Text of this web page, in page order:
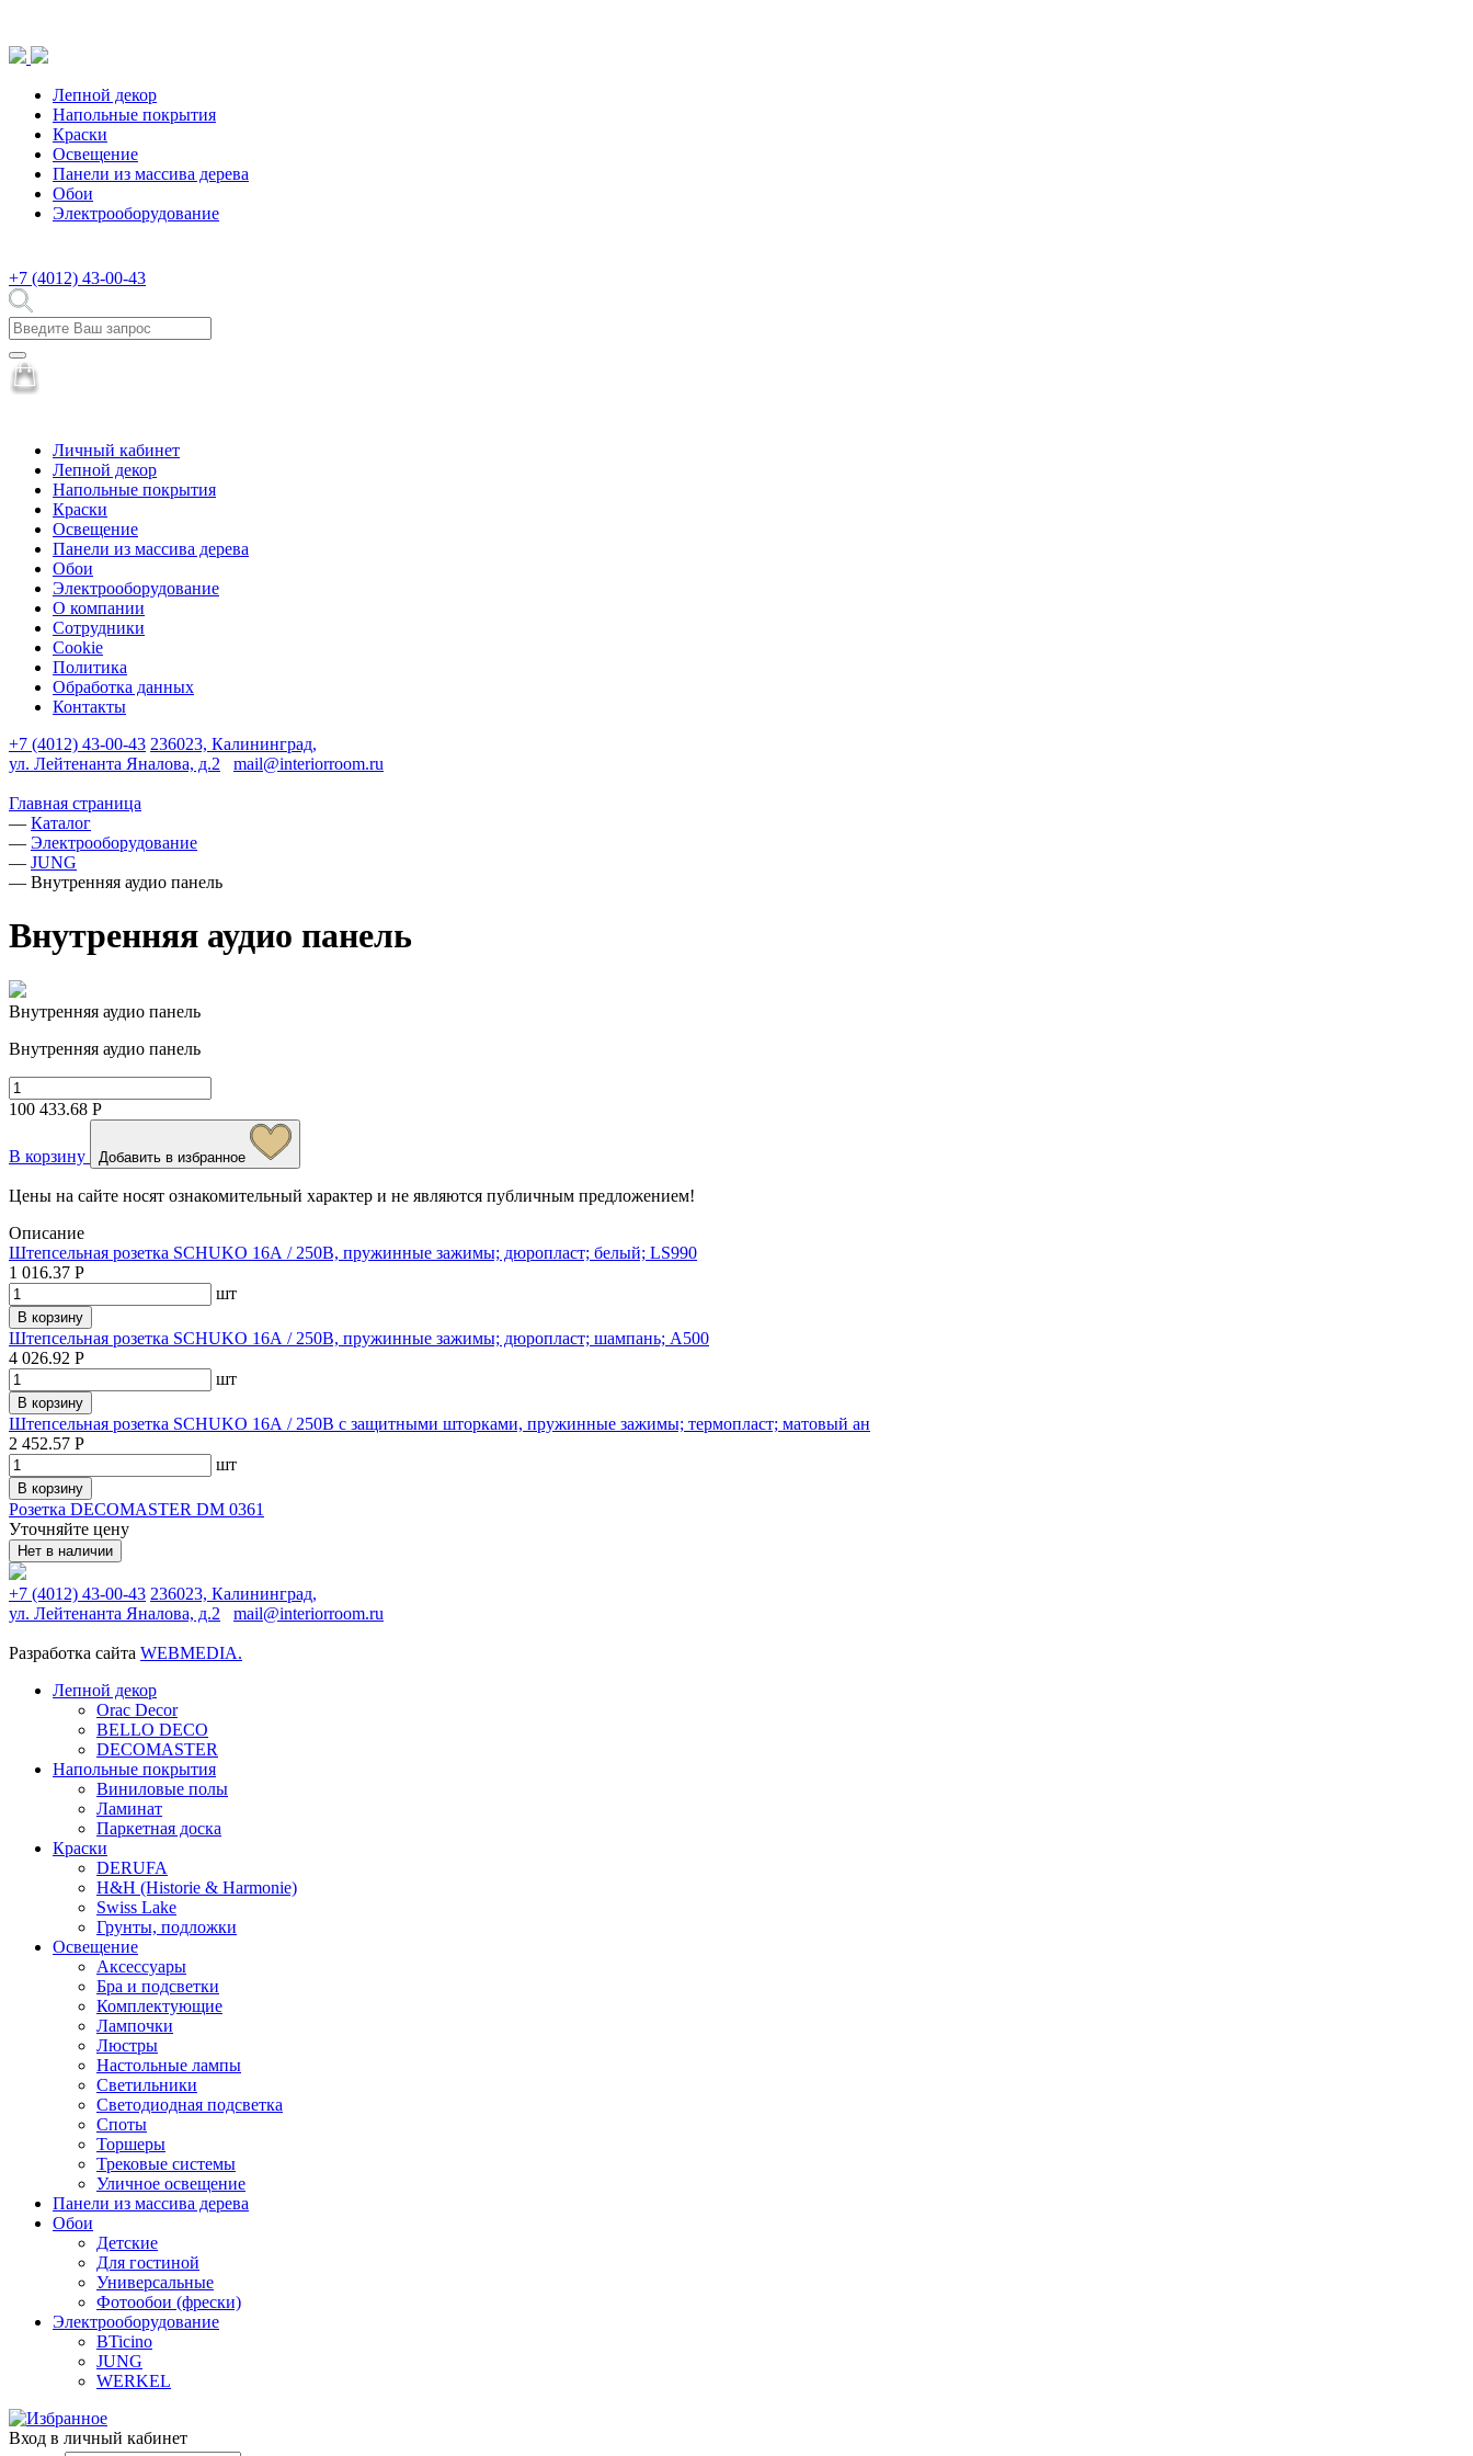
Лепной декор
Напольные покрытия
Краски
Освещение
Панели из массива дерева
Обои
Электрооборудование
+7 (4012) 43-00-43
Личный кабинет
Лепной декор
Напольные покрытия
Краски
Освещение
Панели из массива дерева
Обои
Электрооборудование
О компании
Сотрудники
Cookie
Политика
Обработка данных
Контакты
+7 (4012) 43-00-43 236023, Калининград,
ул. Лейтенанта Яналова, д.2
mail@interiorroom.ru
Главная страница
— Каталог
— Электрооборудование
— JUNG
— Внутренняя аудио панель
Внутренняя аудио панель
Внутренняя аудио панель
Внутренняя аудио панель
100 433.68 Р
В корзину Добавить в избранное
Цены на сайте носят ознакомительный характер и не являются публичным предложением!
Описание
Штепсельная розетка SCHUKO 16А / 250В, пружинные зажимы; дюропласт; белый; LS990
1 016.37 Р
шт
В корзину
Штепсельная розетка SCHUKO 16А / 250В, пружинные зажимы; дюропласт; шампань; A500
4 026.92 Р
шт
В корзину
Штепсельная розетка SCHUKO 16А / 250В с защитными шторками, пружинные зажимы; термопласт; матовый ан
2 452.57 Р
шт
В корзину
Розетка DECOMASTER DM 0361
Уточняйте цену
Нет в наличии
+7 (4012) 43-00-43 236023, Калининград,
ул. Лейтенанта Яналова, д.2
mail@interiorroom.ru
Разработка сайта WEBMEDIA.
Лепной декор
Orac Decor
BELLO DECO
DECOMASTER
Напольные покрытия
Виниловые полы
Ламинат
Паркетная доска
Краски
DERUFA
H&H (Historie & Harmonie)
Swiss Lake
Грунты, подложки
Освещение
Аксессуары
Бра и подсветки
Комплектующие
Лампочки
Люстры
Настольные лампы
Светильники
Светодиодная подсветка
Споты
Торшеры
Трековые системы
Уличное освещение
Панели из массива дерева
Обои
Детские
Для гостиной
Универсальные
Фотообои (фрески)
Электрооборудование
BTicino
JUNG
WERKEL
Вход в личный кабинет